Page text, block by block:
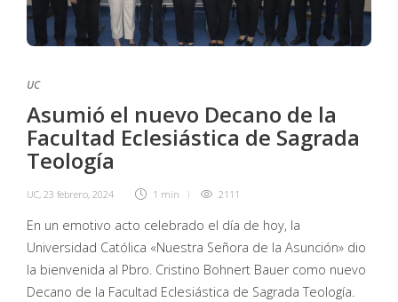
UC
Asumió el nuevo Decano de la
Facultad Eclesiástica de Sagrada
Teología
UC, 23 febrero, 2024 1 min 2111
En un emotivo acto celebrado el día de hoy, la
Universidad Católica «Nuestra Señora de la Asunción» dio
la bienvenida al Pbro. Cristino Bohnert Bauer como nuevo
Decano de la Facultad Eclesiástica de Sagrada Teología.